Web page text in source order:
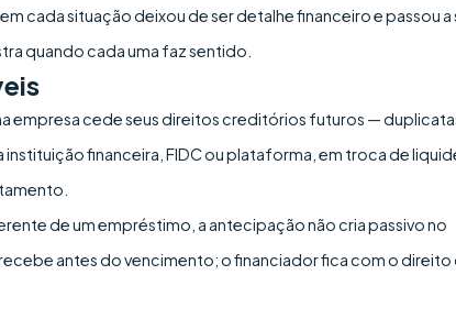
cada situação deixou de ser detalhe financeiro e passou a
quando cada uma faz sentido.
empresa cede seus direitos creditórios futuros —
financeira, FIDC ou plataforma, em troca de
de um empréstimo, a antecipação não cria passivo no
antes do vencimento; o financiador fica com o direito